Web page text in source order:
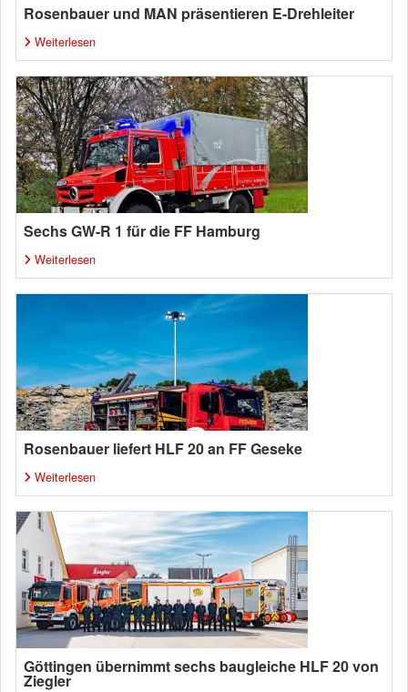
Rosenbauer und MAN präsentieren E-Drehleiter
Weiterlesen
Sechs GW-R 1 für die FF Hamburg
Weiterlesen
Rosenbauer liefert HLF 20 an FF Geseke
Weiterlesen
Göttingen übernimmt sechs baugleiche HLF 20 von
Ziegler